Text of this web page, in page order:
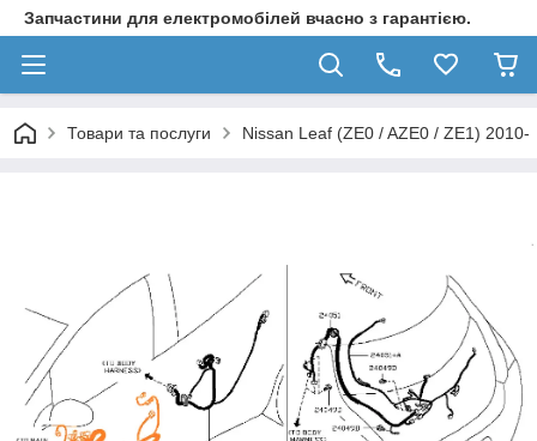
Запчастини для електромобілей вчасно з гарантією.
Товари та послуги Nissan Leaf (ZE0 / AZE0 / ZE1) 2010-